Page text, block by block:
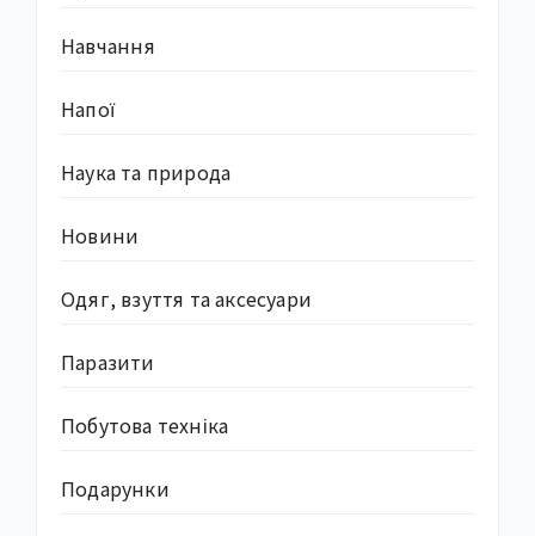
Навчання
Напої
Наука та природа
Новини
Одяг, взуття та аксесуари
Паразити
Побутова техніка
Подарунки